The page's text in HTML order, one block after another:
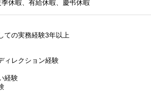
休暇、有給休暇、慶弔休暇
ての実務経験3年以上
ィレクション経験
経験